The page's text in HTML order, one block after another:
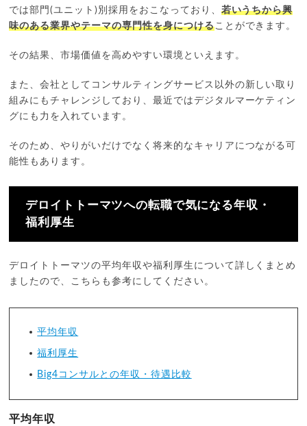
では部門(ユニット)別採用をおこなっており、 若いうちから興
味のある業界やテーマの専門性を身につけることができます。
その結果、市場価値を高めやすい環境といえます。
また、会社としてコンサルティングサービス以外の新しい取り
組みにもチャレンジしており、最近ではデジタルマーケティン
グにも力を入れています。
そのため、やりがいだけでなく将来的なキャリアにつながる可
能性もあります。
デロイトトーマツへの転職で気になる年収・
福利厚生
デロイトトーマツの平均年収や福利厚生について詳しくまとめ
ましたので、こちらも参考にしてください。
平均年収
福利厚生
Big4コンサルとの年収・待遇比較
平均年収